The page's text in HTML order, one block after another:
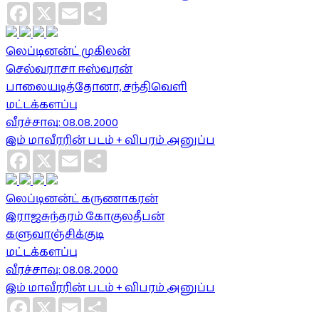
Facebook
X Email
லெப்டினன்ட் முகிலன்
செல்வராசா ஈஸ்வரன்
பாலையடித்தோனா, சந்திவெளி
மட்டக்களப்பு
வீரச்சாவு: 08.08.2000
இம் மாவீரரின் படம் + விபரம் அனுப்ப
Facebook
X Email
லெப்டினன்ட் கருணாகரன்
இராஜசுந்தரம் கோகுலதீபன்
களுவாஞ்சிக்குடி
மட்டக்களப்பு
வீரச்சாவு: 08.08.2000
இம் மாவீரரின் படம் + விபரம் அனுப்ப
Facebook
X Email